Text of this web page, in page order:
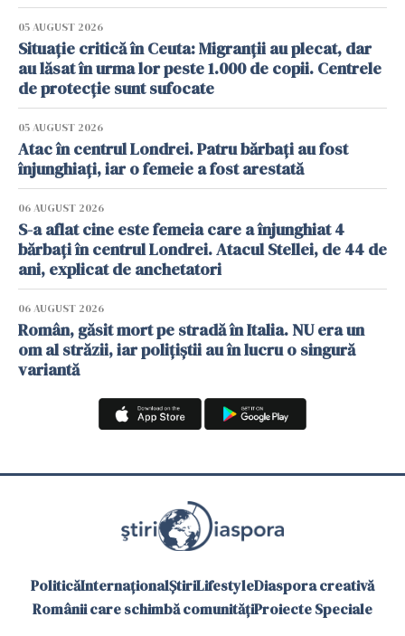
05 AUGUST 2026
Situație critică în Ceuta: Migranții au plecat, dar
au lăsat în urma lor peste 1.000 de copii. Centrele
de protecție sunt sufocate
05 AUGUST 2026
Atac în centrul Londrei. Patru bărbați au fost
înjunghiați, iar o femeie a fost arestată
06 AUGUST 2026
S-a aflat cine este femeia care a înjunghiat 4
bărbați în centrul Londrei. Atacul Stellei, de 44 de
ani, explicat de anchetatori
06 AUGUST 2026
Român, găsit mort pe stradă în Italia. NU era un
om al străzii, iar polițiștii au în lucru o singură
variantă
PoliticăInternaționalȘtiriLifestyleDiaspora creativă
Românii care schimbă comunitățiProiecte Speciale